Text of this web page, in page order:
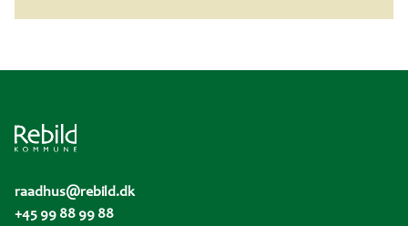
raadhus@rebild.dk
+45 99 88 99 88